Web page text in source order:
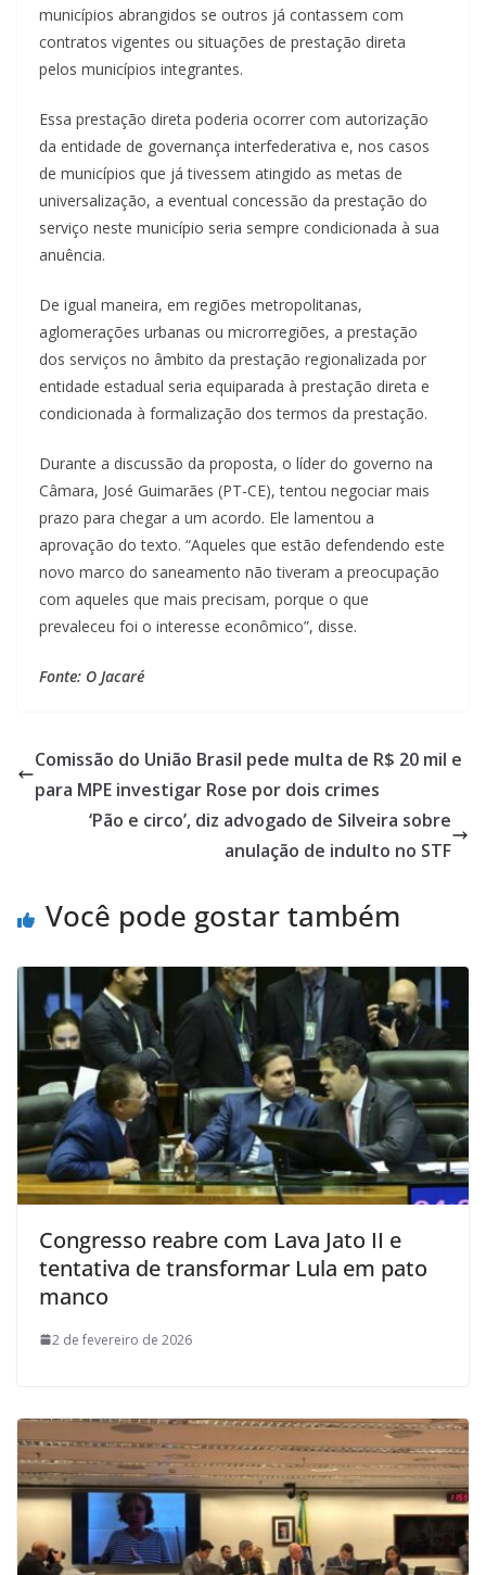
municípios abrangidos se outros já contassem com
contratos vigentes ou situações de prestação direta
pelos municípios integrantes.
Essa prestação direta poderia ocorrer com autorização
da entidade de governança interfederativa e, nos casos
de municípios que já tivessem atingido as metas de
universalização, a eventual concessão da prestação do
serviço neste município seria sempre condicionada à sua
anuência.
De igual maneira, em regiões metropolitanas,
aglomerações urbanas ou microrregiões, a prestação
dos serviços no âmbito da prestação regionalizada por
entidade estadual seria equiparada à prestação direta e
condicionada à formalização dos termos da prestação.
Durante a discussão da proposta, o líder do governo na
Câmara, José Guimarães (PT-CE), tentou negociar mais
prazo para chegar a um acordo. Ele lamentou a
aprovação do texto. “Aqueles que estão defendendo este
novo marco do saneamento não tiveram a preocupação
com aqueles que mais precisam, porque o que
prevaleceu foi o interesse econômico”, disse.
Fonte: O Jacaré
Comissão do União Brasil pede multa de R$ 20 mil e
para MPE investigar Rose por dois crimes
‘Pão e circo’, diz advogado de Silveira sobre
anulação de indulto no STF
Você pode gostar também
Congresso reabre com Lava Jato II e
tentativa de transformar Lula em pato
manco
2 de fevereiro de 2026